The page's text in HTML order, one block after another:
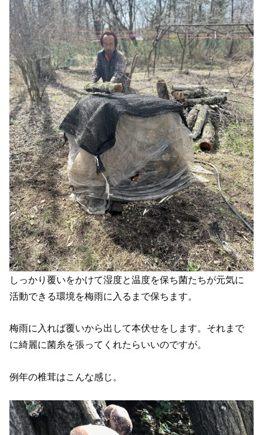
しっかり覆いをかけて湿度と温度を保ち菌たちが元気に
活動できる環境を梅雨に入るまで保ちます。
梅雨に入れば覆いから出して本伏せをします。それまで
に綺麗に菌糸を張ってくれたらいいのですが。
例年の椎茸はこんな感じ。